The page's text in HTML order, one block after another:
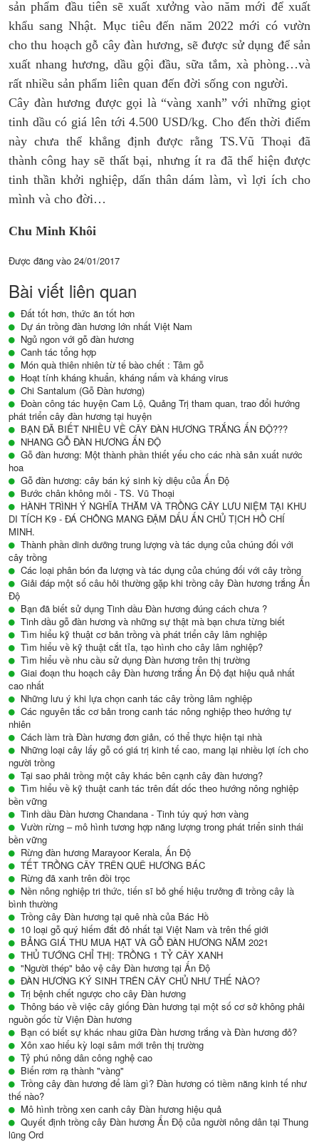
sản phẩm đầu tiên sẽ xuất xưởng vào năm mới để xuất
khẩu sang Nhật. Mục tiêu đến năm 2022 mới có vườn
cho thu hoạch gỗ cây đàn hương, sẽ được sử dụng để sản
xuất nhang hương, dầu gội đầu, sữa tắm, xà phòng…và
rất nhiều sản phẩm liên quan đến đời sống con người.
Cây đàn hương được gọi là “vàng xanh” với những giọt
tinh dầu có giá lên tới 4.500 USD/kg. Cho đến thời điểm
này chưa thể khẳng định được rằng TS.Vũ Thoại đã
thành công hay sẽ thất bại, nhưng ít ra đã thể hiện được
tinh thần khởi nghiệp, dấn thân dám làm, vì lợi ích cho
mình và cho đời…
Chu Minh Khôi
Được đăng vào 24/01/2017
Bài viết liên quan
Đất tốt hơn, thức ăn tốt hơn
Dự án trồng đàn hương lớn nhất Việt Nam
Ngủ ngon với gỗ đàn hương
Canh tác tổng hợp
Món quà thiên nhiên từ tế bào chết : Tâm gỗ
Hoạt tính kháng khuẩn, kháng nấm và kháng virus
Chi Santalum (Gỗ Đàn hương)
Đoàn công tác huyện Cam Lộ, Quảng Trị tham quan, trao đổi hướng
phát triển cây đàn hương tại huyện
BẠN ĐÃ BIẾT NHIỀU VỀ CÂY ĐÀN HƯƠNG TRẮNG ẤN ĐỘ???
NHANG GỖ ĐÀN HƯƠNG ẤN ĐỘ
Gỗ đàn hương: Một thành phần thiết yếu cho các nhà sản xuất nước
hoa
Gỗ đàn hương: cây bán ký sinh kỳ diệu của Ấn Độ
Bước chân không mỏi - TS. Vũ Thoại
HÀNH TRÌNH Ý NGHĨA THĂM VÀ TRỒNG CÂY LƯU NIỆM TẠI KHU
DI TÍCH K9 - ĐÁ CHÔNG MANG ĐẬM DẤU ẤN CHỦ TỊCH HỒ CHÍ
MINH.
Thành phần dinh dưỡng trung lượng và tác dụng của chúng đối với
cây trồng
Các loại phân bón đa lượng và tác dụng của chúng đối với cây trồng
Giải đáp một số câu hỏi thường gặp khi trồng cây Đàn hương trắng Ấn
Độ
Bạn đã biết sử dụng Tinh dầu Đàn hương đúng cách chưa ?
Tinh dầu gỗ đàn hương và những sự thật mà bạn chưa từng biết
Tìm hiểu kỹ thuật cơ bản trồng và phát triển cây lâm nghiệp
Tìm hiểu về kỹ thuật cắt tỉa, tạo hình cho cây lâm nghiệp?
Tìm hiểu về nhu cầu sử dụng Đàn hương trên thị trường
Giai đoạn thu hoạch cây Đàn hương trắng Ấn Độ đạt hiệu quả nhất
cao nhất
Những lưu ý khi lựa chọn canh tác cây trồng lâm nghiệp
Các nguyên tắc cơ bản trong canh tác nông nghiệp theo hướng tự
nhiên
Cách làm trà Đàn hương đơn giản, có thể thực hiện tại nhà
Những loại cây lấy gỗ có giá trị kinh tế cao, mang lại nhiều lợi ích cho
người trồng
Tại sao phải trồng một cây khác bên cạnh cây đàn hương?
Tìm hiểu về kỹ thuật canh tác trên đất dốc theo hướng nông nghiệp
bền vững
Tinh dầu Đàn hương Chandana - Tinh túy quý hơn vàng
Vườn rừng – mô hình tương hợp năng lượng trong phát triển sinh thái
bền vững
Rừng đàn hương Marayoor Kerala, Ấn Độ
TẾT TRỒNG CÂY TRÊN QUÊ HƯƠNG BÁC
Rừng đã xanh trên đồi trọc
Nền nông nghiệp tri thức, tiến sĩ bỏ ghế hiệu trưởng đi trồng cây là
bình thường
Trồng cây Đàn hương tại quê nhà của Bác Hồ
10 loại gỗ quý hiếm đắt đỏ nhất tại Việt Nam và trên thế giới
BẢNG GIÁ THU MUA HẠT VÀ GỖ ĐÀN HƯƠNG NĂM 2021
THỦ TƯỚNG CHỈ THỊ: TRỒNG 1 TỶ CÂY XANH
"Người thép" bảo vệ cây Đàn hương tại Ấn Độ
ĐÀN HƯƠNG KÝ SINH TRÊN CÂY CHỦ NHƯ THẾ NÀO?
Trị bệnh chết ngược cho cây Đàn hương
Thông báo về việc cây giống Đàn hương tại một số cơ sở không phải
nguồn gốc từ Viện Đàn hương
Bạn có biết sự khác nhau giữa Đàn hương trắng và Đàn hương đỏ?
Xôn xao hiếu kỳ loại sâm mới trên thị trường
Tỷ phú nông dân công nghệ cao
Biến rơm rạ thành "vàng"
Trồng cây đàn hương để làm gì? Đàn hương có tiềm năng kinh tế như
thế nào?
Mô hình trồng xen canh cây Đàn hương hiệu quả
Quyết định trồng cây Đàn hương Ấn Độ của người nông dân tại Thung
lũng Ord